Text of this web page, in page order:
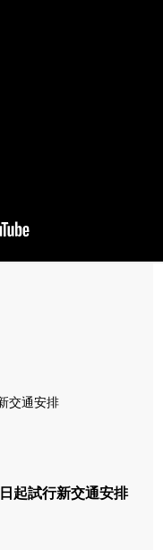
交通安排
起試行新交通安排